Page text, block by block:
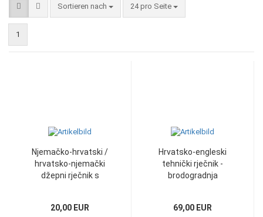
Sortieren nach 24 pro Seite
1
Njemačko-hrvatski /
hrvatsko-njemački
džepni rječnik s
20,00 EUR
Hrvatsko-engleski
tehnički rječnik -
brodogradnja
69,00 EUR